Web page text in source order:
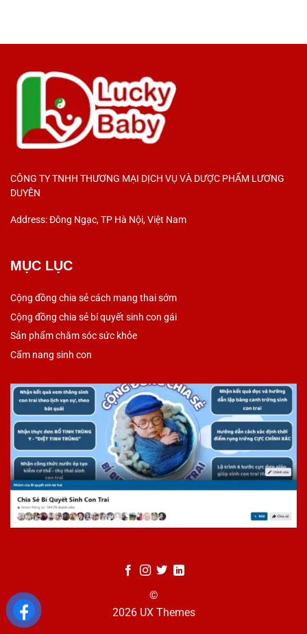
CÔNG TY TNHH THƯƠNG MẠI DỊCH VỤ VÀ DƯỢC PHẨM LƯƠNG
DUYÊN
Address: Đông Ngạc, TP Hà Nội, Việt Nam
MỤC LỤC
Cộng đồng chia sẻ cách mang thai sớm
Cộng đồng chia sẻ bí quyết sinh con gái
Sản phẩm chăm sóc sức khỏe
Cẩm nang sinh con
©
2026 UX Themes